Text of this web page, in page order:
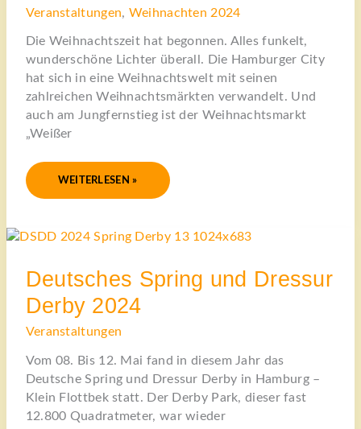
Veranstaltungen, Weihnachten 2024
Die Weihnachtszeit hat begonnen. Alles funkelt,
wunderschöne Lichter überall. Die Hamburger City
hat sich in eine Weihnachtswelt mit seinen
zahlreichen Weihnachtsmärkten verwandelt. Und
auch am Jungfernstieg ist der Weihnachtsmarkt
„Weißer
WEITERLESEN »
Deutsches Spring und Dressur
Derby 2024
Veranstaltungen
Vom 08. Bis 12. Mai fand in diesem Jahr das
Deutsche Spring und Dressur Derby in Hamburg –
Klein Flottbek statt. Der Derby Park, dieser fast
12.800 Quadratmeter, war wieder
DEUTSCHES
SPRING
DERBY
2024